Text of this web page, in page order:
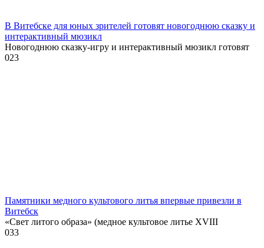
В Витебске для юных зрителей готовят новогоднюю сказку и
интерактивный мюзикл
Новогоднюю сказку-игру и интерактивный мюзикл готовят
023
Памятники медного культового литья впервые привезли в
Витебск
«Свет литого образа» (медное культовое литье XVIII
033